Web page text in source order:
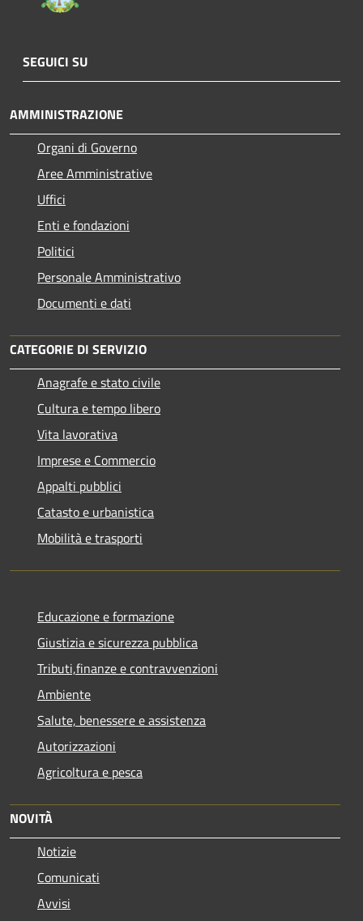
SEGUICI SU
AMMINISTRAZIONE
Organi di Governo
Aree Amministrative
Uffici
Enti e fondazioni
Politici
Personale Amministrativo
Documenti e dati
CATEGORIE DI SERVIZIO
Anagrafe e stato civile
Cultura e tempo libero
Vita lavorativa
Imprese e Commercio
Appalti pubblici
Catasto e urbanistica
Mobilità e trasporti
Educazione e formazione
Giustizia e sicurezza pubblica
Tributi,finanze e contravvenzioni
Ambiente
Salute, benessere e assistenza
Autorizzazioni
Agricoltura e pesca
NOVITÀ
Notizie
Comunicati
Avvisi